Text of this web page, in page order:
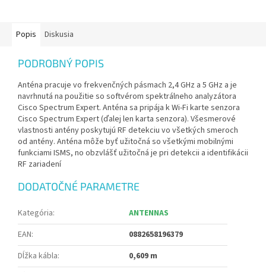
Popis Diskusia
PODROBNÝ POPIS
Anténa pracuje vo frekvenčných pásmach 2,4 GHz a 5 GHz a je
navrhnutá na použitie so softvérom spektrálneho analyzátora
Cisco Spectrum Expert. Anténa sa pripája k Wi-Fi karte senzora
Cisco Spectrum Expert (ďalej len karta senzora). Všesmerové
vlastnosti antény poskytujú RF detekciu vo všetkých smeroch
od antény. Anténa môže byť užitočná so všetkými mobilnými
funkciami ISMS, no obzvlášť užitočná je pri detekcii a identifikácii
RF zariadení
DODATOČNÉ PARAMETRE
Kategória:
ANTENNAS
EAN:
0882658196379
Dĺžka kábla:
0,609 m